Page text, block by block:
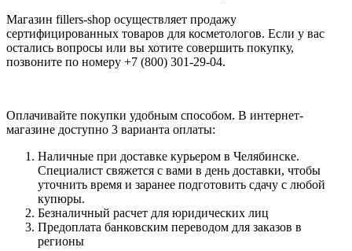
Магазин fillers-shop осуществляет продажу
сертифицированных товаров для косметологов. Если у вас
остались вопросы или вы хотите совершить покупку,
позвоните по номеру +7 (800) 301-29-04.
Оплачивайте покупки удобным способом. В интернет-
магазине доступно 3 варианта оплаты:
Наличные при доставке курьером в Челябинске.
Специалист свяжется с вами в день доставки, чтобы
уточнить время и заранее подготовить сдачу с любой
купюры.
Безналичный расчет для юридических лиц
Предоплата банковским переводом для заказов в
регионы